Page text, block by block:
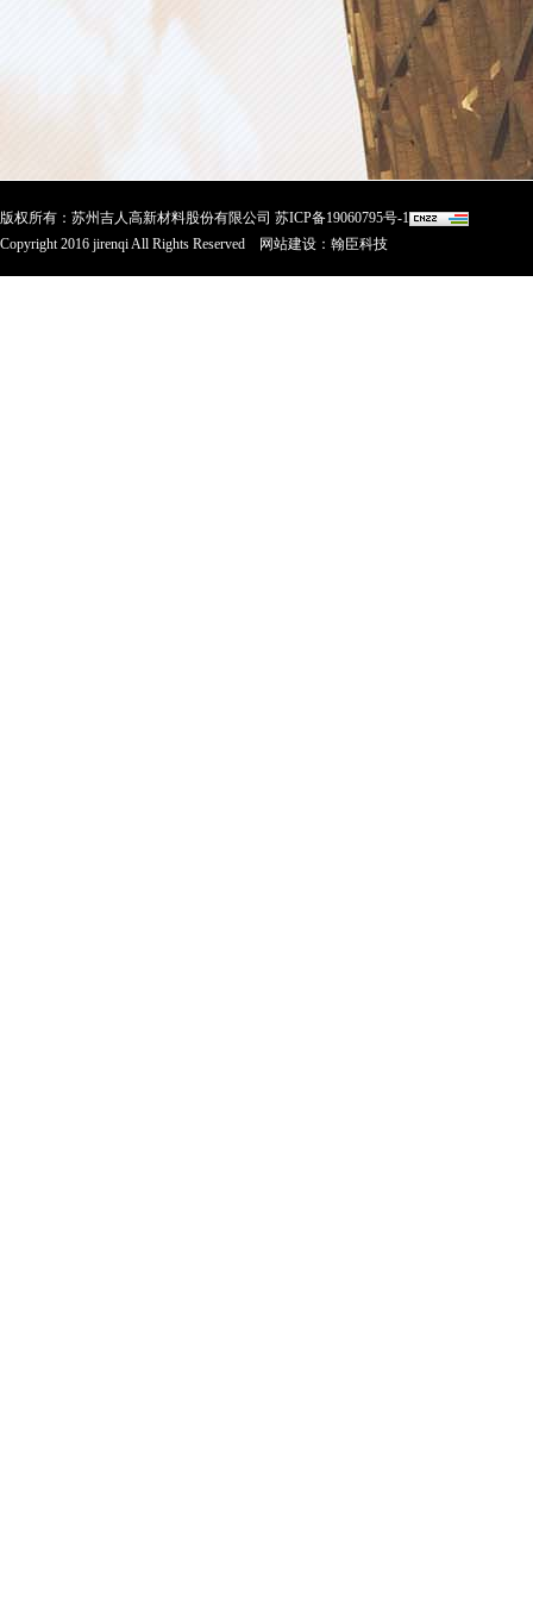
版权所有：苏州吉人高新材料股份有限公司 苏ICP备19060795号-1
Copyright 2016 jirenqi All Rights Reserved
网站建设 ： 翰臣科技